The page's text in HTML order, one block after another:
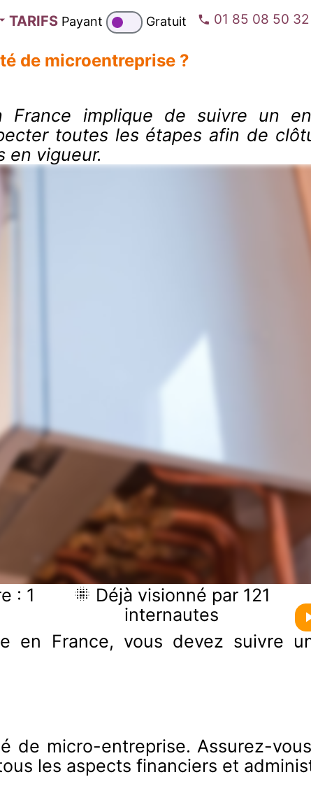
TARIFS Payant Gratuit 01 85 08 50 32
de microentreprise ?
implique de suivre un
toutes les étapes afin de
en vigueur.
: 1
Déjà visionné par 121
internautes
en France, vous devez suivre
de micro-entreprise. Assurez-
les aspects financiers et